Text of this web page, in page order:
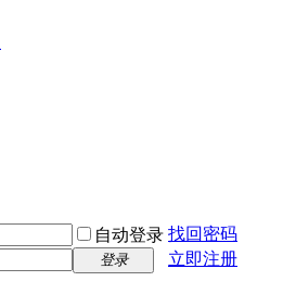
自动登录 找回密码
登录 立即注册